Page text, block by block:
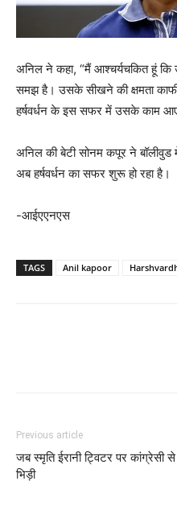
अनिल ने कहा, “मैं आश्चर्यचकित हूं
समझ है। उसके सीखने की क्षमता
हर्षवर्धन के इस सफर में उसके काम
अनिल की बेटी सोनम कपूर ने
अब हर्षवर्धन का सफर शुरू हो रहा है।
-आईएएनएस
TAGS Anil kapoor
Previous article
जब स्‍मृति ईरानी ट्विटर पर कांग्रेसी से
भिड़ी